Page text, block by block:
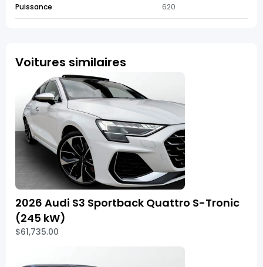
Puissance 620
Voitures similaires
2026 Audi S3 Sportback Quattro S-Tronic
(245 kW)
$61,735.00